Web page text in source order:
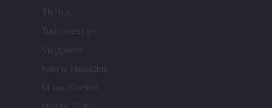
Think.it
Tuobenessere
Viaggiamo
Nonne Magazine
Milano Cortina